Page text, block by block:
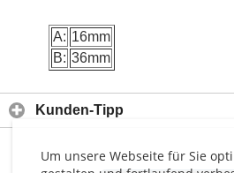
Um unsere Webseite für Sie
A: 16mm
B: 36mm
Kunden-Tipp